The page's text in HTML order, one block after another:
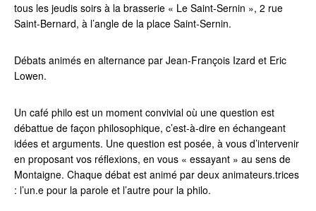
tous les jeudis soirs à la brasserie « Le Saint-Sernin », 2 rue
Saint-Bernard, à l’angle de la place Saint-Sernin.
Débats animés en alternance par Jean-François Izard et Eric
Lowen.
Un café philo est un moment convivial où une question est
débattue de façon philosophique, c’est-à-dire en échangeant
idées et arguments. Une question est posée, à vous d’intervenir
en proposant vos réflexions, en vous « essayant » au sens de
Montaigne. Chaque débat est animé par deux animateurs.trices
: l’un.e pour la parole et l’autre pour la philo.